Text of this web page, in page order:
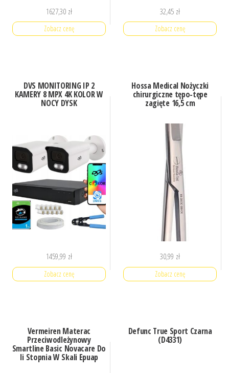
1627,30 zł
Zobacz cenę
32,45 zł
Zobacz cenę
DVS MONITORING IP 2
KAMERY 8 MPX 4K KOLOR W
NOCY DYSK
1459,99 zł
Zobacz cenę
Hossa Medical Nożyczki
chirurgiczne tępo-tępe
zagięte 16,5 cm
30,99 zł
Zobacz cenę
Vermeiren Materac
Przeciwodleżynowy
Smartline Basic Novacare Do
Ii Stopnia W Skali Epuap
Defunc True Sport Czarna
(D4331)